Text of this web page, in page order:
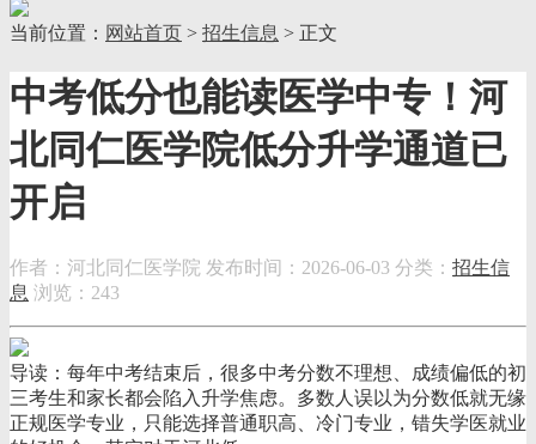
当前位置： 网站首页 > 招生信息 > 正文
中考低分也能读医学中专！河
北同仁医学院低分升学通道已
开启
作者：河北同仁医学院 发布时间：2026-06-03 分类： 招生信
息 浏览：243
导读：每年中考结束后，很多中考分数不理想、成绩偏低的初
三考生和家长都会陷入升学焦虑。多数人误以为分数低就无缘
正规医学专业，只能选择普通职高、冷门专业，错失学医就业